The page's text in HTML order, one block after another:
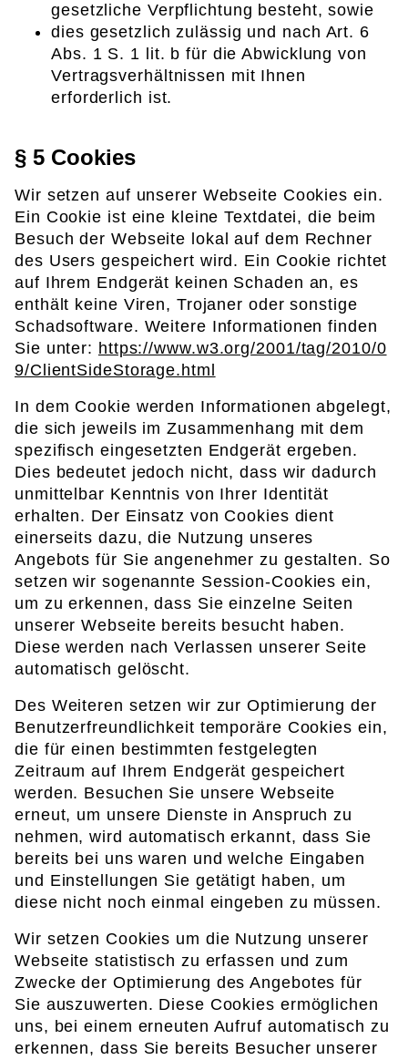
gesetzliche Verpflichtung besteht, sowie
dies gesetzlich zulässig und nach Art. 6
Abs. 1 S. 1 lit. b für die Abwicklung von
Vertragsverhältnissen mit Ihnen
erforderlich ist.
§ 5 Cookies
Wir setzen auf unserer Webseite Cookies ein.
Ein Cookie ist eine kleine Textdatei, die beim
Besuch der Webseite lokal auf dem Rechner
des Users gespeichert wird. Ein Cookie richtet
auf Ihrem Endgerät keinen Schaden an, es
enthält keine Viren, Trojaner oder sonstige
Schadsoftware. Weitere Informationen finden
Sie unter: https://www.w3.org/2001/tag/2010/0
9/ClientSideStorage.html
In dem Cookie werden Informationen abgelegt,
die sich jeweils im Zusammenhang mit dem
spezifisch eingesetzten Endgerät ergeben.
Dies bedeutet jedoch nicht, dass wir dadurch
unmittelbar Kenntnis von Ihrer Identität
erhalten. Der Einsatz von Cookies dient
einerseits dazu, die Nutzung unseres
Angebots für Sie angenehmer zu gestalten. So
setzen wir sogenannte Session-Cookies ein,
um zu erkennen, dass Sie einzelne Seiten
unserer Webseite bereits besucht haben.
Diese werden nach Verlassen unserer Seite
automatisch gelöscht.
Des Weiteren setzen wir zur Optimierung der
Benutzerfreundlichkeit temporäre Cookies ein,
die für einen bestimmten festgelegten
Zeitraum auf Ihrem Endgerät gespeichert
werden. Besuchen Sie unsere Webseite
erneut, um unsere Dienste in Anspruch zu
nehmen, wird automatisch erkannt, dass Sie
bereits bei uns waren und welche Eingaben
und Einstellungen Sie getätigt haben, um
diese nicht noch einmal eingeben zu müssen.
Wir setzen Cookies um die Nutzung unserer
Webseite statistisch zu erfassen und zum
Zwecke der Optimierung des Angebotes für
Sie auszuwerten. Diese Cookies ermöglichen
uns, bei einem erneuten Aufruf automatisch zu
erkennen, dass Sie bereits Besucher unserer